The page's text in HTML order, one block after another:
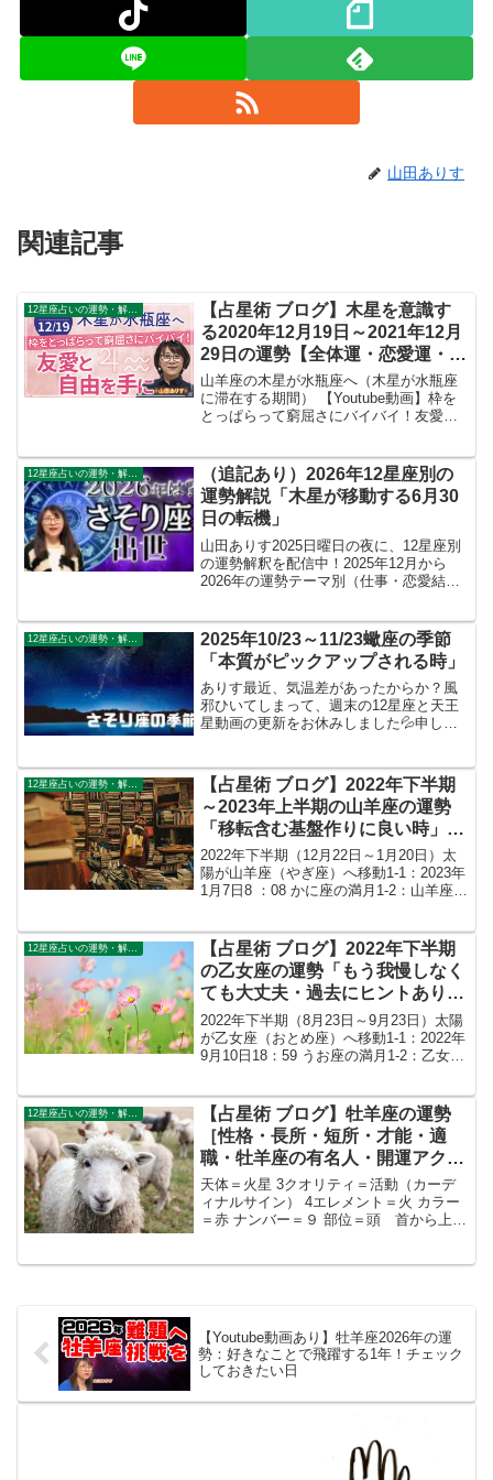
山田ありす
関連記事
【占星術 ブログ】木星を意識す
る2020年12月19日～2021年12月
29日の運勢【全体運・恋愛運・仕
事運・金運】
山羊座の木星が水瓶座へ（木星が水瓶座
に滞在する期間） 【Youtube動画】枠を
とっぱらって窮屈さにバイバイ！友愛と
Youtube等SNSの広告制作も手がける映...
12星座占いの運勢・解説ガイド
（追記あり）2026年12星座別の
運勢解説「木星が移動する6月30
日の転機」
山田ありす2025日曜日の夜に、12星座別
の運勢解釈を配信中！2025年12月から
2026年の運勢テーマ別（仕事・恋愛結
は、ショート動画でお伝えしています。
202...
2025年10/23～11/23蠍座の季節
「本質がピックアップされる時」
ありす最近、気温差があったからか？風
邪ひいてしまって、週末の12星座と天王
星動画の更新をお休みしました💦申し訳
改めて、スケジュールをコミュニティに
記載しようと...
【占星術 ブログ】2022年下半期
～2023年上半期の山羊座の運勢
「移転含む基盤作りに良い時」
（Youtube動画あり）
2022年下半期（12月22日～1月20日）太
陽が山羊座（やぎ座）へ移動1-1：2023年
1月7日8 ：08 かに座の満月1-2：山羊座の
日）...
12星座占いの運勢・解説ガイド
【占星術 ブログ】2022年下半期
の乙女座の運勢「もう我慢しなく
ても大丈夫・過去にヒントあり」
（Youtube動画あり）
2022年下半期（8月23日～9月23日）太陽
が乙女座（おとめ座）へ移動1-1：2022年
9月10日18：59 うお座の満月1-2：乙女座
10月28日／...
【占星術 ブログ】牡羊座の運勢
［性格・長所・短所・才能・適
職・牡羊座の有名人・開運アクシ
ョン］【Youtube動画】
天体＝火星 3クオリティ＝活動（カーデ
ィナルサイン） 4エレメント＝火 カラー
＝赤 ナンバー＝９ 部位＝頭 首から上1.
【Youtube動画あり】牡羊座2026年の運
勢：好きなことで飛躍する1年！チェック
しておきたい日